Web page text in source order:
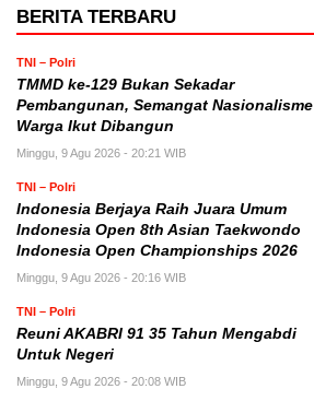
BERITA TERBARU
TNI – Polri
TMMD ke-129 Bukan Sekadar
Pembangunan, Semangat Nasionalisme
Warga Ikut Dibangun
Minggu, 9 Agu 2026 - 20:21 WIB
TNI – Polri
Indonesia Berjaya Raih Juara Umum
Indonesia Open 8th Asian Taekwondo
Indonesia Open Championships 2026
Minggu, 9 Agu 2026 - 20:16 WIB
TNI – Polri
Reuni AKABRI 91 35 Tahun Mengabdi
Untuk Negeri
Minggu, 9 Agu 2026 - 20:08 WIB